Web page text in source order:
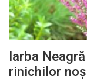
Iarba
rinichilor